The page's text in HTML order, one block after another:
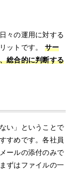
々の運用に対する
ットです。 サー
総合的に判断する
い」ということで
すめです。各社員
ールの添付のみで
ずはファイルの一